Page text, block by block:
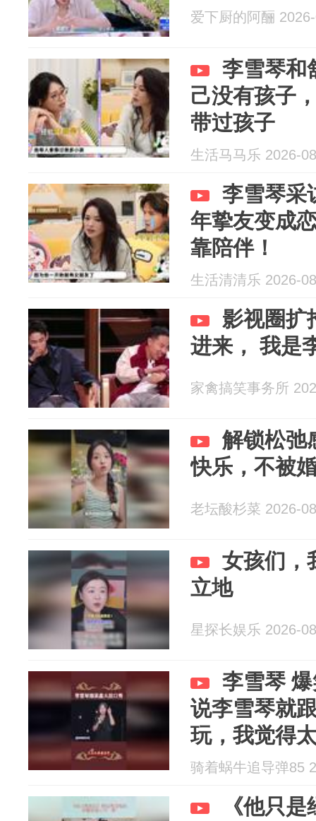
爱下厨的阿酾
李雪琴和
己没有孩子
带过孩子
生活马马乐 2026-
李雪琴采
年挚友变成
靠陪伴！
生活清清乐 2026-
影视圈扩
进来， 我是
家禽搞笑事务所
解锁松弛
快乐，不被
老坛酸杉菜 2026-
女孩们，
立地
星探长娱乐 2026-
李雪琴
说李雪琴就
玩，我觉得
骑着蜗牛追导弹85
《他只